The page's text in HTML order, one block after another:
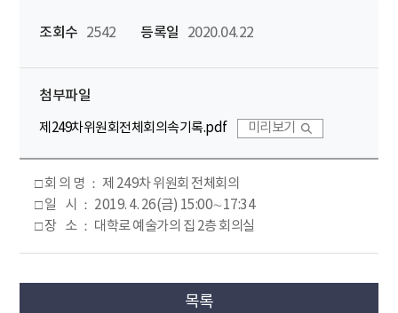
조회수 2542 등록일 2020.04.22
첨부파일
제249차위원회전체회의속기록.pdf 미리보기
□ 회 의 명 ： 제 249차 위원회 전체회의
□ 일 시 ： 2019. 4. 26(금) 15:00∼17:34
□ 장 소 ： 대학로 예술가의 집 2층 회의실
목록